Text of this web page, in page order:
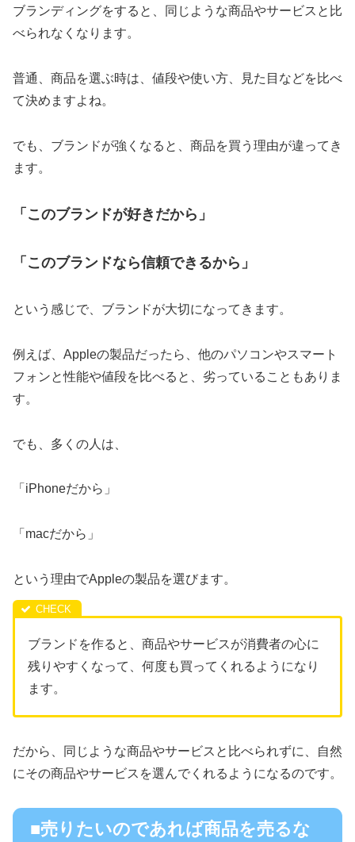
ブランディングをすると、同じような商品やサービスと比
べられなくなります。
普通、商品を選ぶ時は、値段や使い方、見た目などを比べ
て決めますよね。
でも、ブランドが強くなると、商品を買う理由が違ってき
ます。
「このブランドが好きだから」
「このブランドなら信頼できるから」
という感じで、ブランドが大切になってきます。
例えば、Appleの製品だったら、他のパソコンやスマート
フォンと性能や値段を比べると、劣っていることもありま
す。
でも、多くの人は、
「iPhoneだから」
「macだから」
という理由でAppleの製品を選びます。
ブランドを作ると、商品やサービスが消費者の心に
残りやすくなって、何度も買ってくれるようになり
ます。
だから、同じような商品やサービスと比べられずに、自然
にその商品やサービスを選んでくれるようになるのです。
■売りたいのであれば商品を売るな